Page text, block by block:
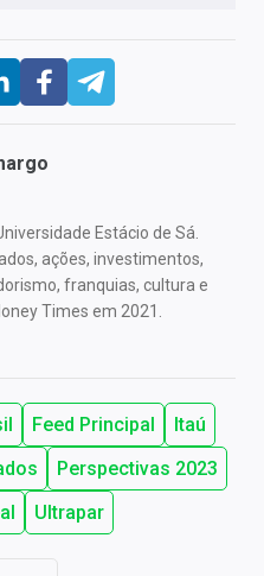
Estácio de Sá.
ações, investimentos,
franquias, cultura e
Times em 2021.
Feed Principal
Itaú
Perspectivas 2023
Ultrapar